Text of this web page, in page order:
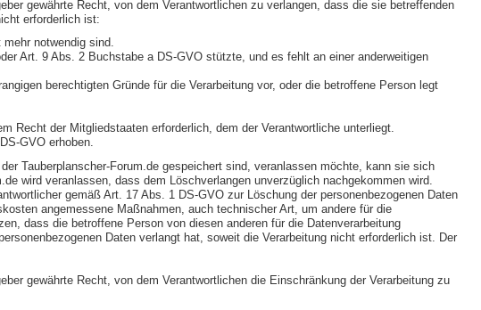
gewährte Recht, von dem Verantwortlichen zu verlangen, dass die sie betreffenden
erforderlich ist:
notwendig sind.
Art. 9 Abs. 2 Buchstabe a DS-GVO stützte, und es fehlt an einer anderweitigen
berechtigten Gründe für die Verarbeitung vor, oder die betroffene Person legt
Recht der Mitgliedstaaten erforderlich, dem der Verantwortliche unterliegt.
GVO erhoben.
Tauberplanscher-Forum.de gespeichert sind, veranlassen möchte, kann sie sich
wird veranlassen, dass dem Löschverlangen unverzüglich nachgekommen wird.
gemäß Art. 17 Abs. 1 DS-GVO zur Löschung der personenbezogenen Daten
angemessene Maßnahmen, auch technischer Art, um andere für die
dass die betroffene Person von diesen anderen für die Datenverarbeitung
Daten verlangt hat, soweit die Verarbeitung nicht erforderlich ist. Der
gewährte Recht, von dem Verantwortlichen die Einschränkung der Verarbeitung zu